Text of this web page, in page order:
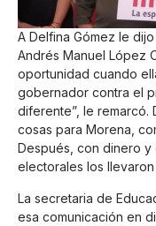
A Delfina Gómez le
Andrés Manuel López
oportunidad cuando
gobernador contra el
diferente”, le remarcó.
cosas para Morena,
Después, con dinero
electorales los
La secretaria de
esa comunicación en